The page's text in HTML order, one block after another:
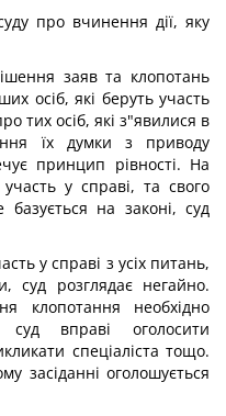
про вчинення дії, яку
заяв та клопотань
осіб, які беруть участь
тих осіб, які з"явилися в
їх думки з приводу
принцип рівності. На
участь у справі, та свого
базується на законі, суд
у справі з усіх питань,
суд розглядає негайно.
клопотання необхідно
суд вправі оголосити
спеціаліста тощо.
засіданні оголошується